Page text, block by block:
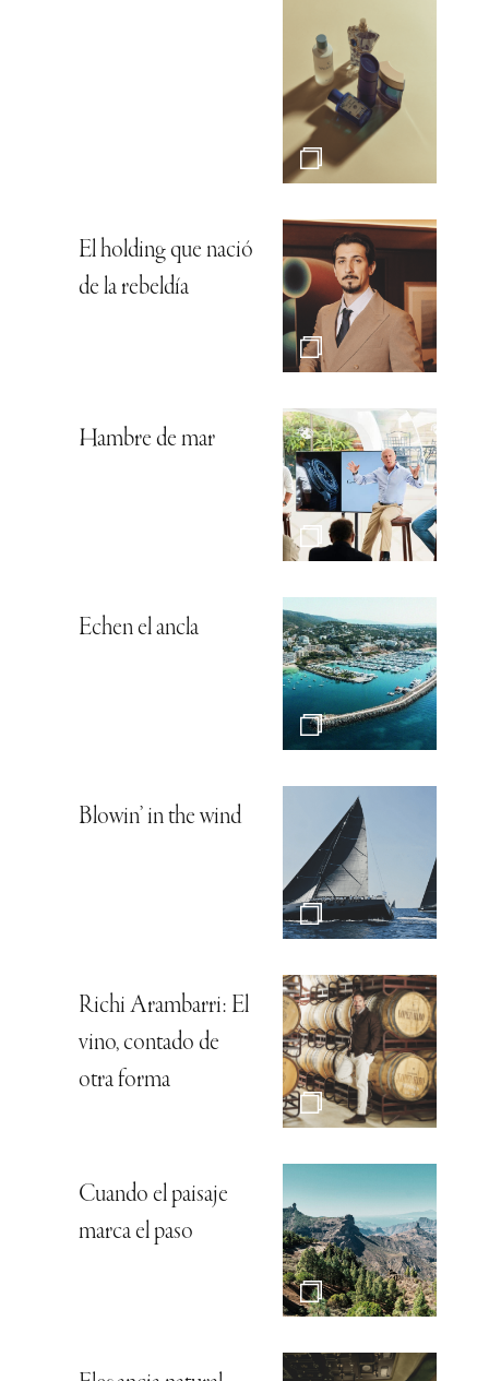
El holding que nació
de la rebeldía
Hambre de mar
Echen el ancla
Blowin’ in the wind
Richi Arambarri: El
vino, contado de
otra forma
Cuando el paisaje
marca el paso